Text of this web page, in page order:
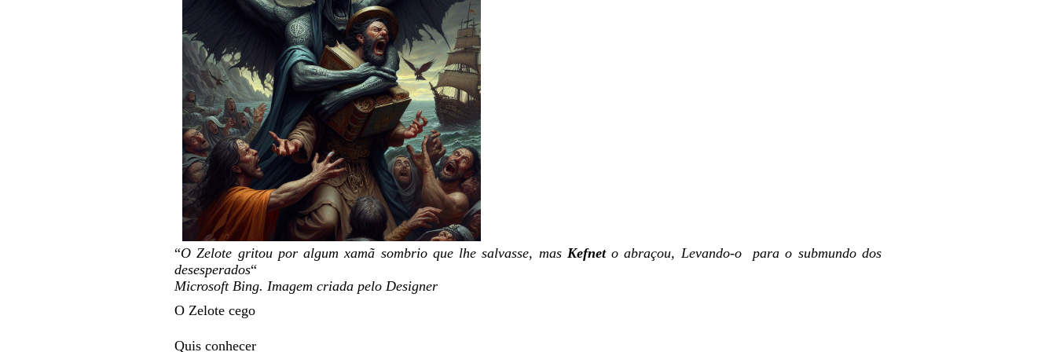
“O Zelote gritou por algum xamã sombrio que lhe salvasse, mas Kefneto abraçou, Levando-o para o submundo dos
desesperados“
Microsoft Bing. Imagem criada pelo Designer
O Zelote cego
Quis conhecer